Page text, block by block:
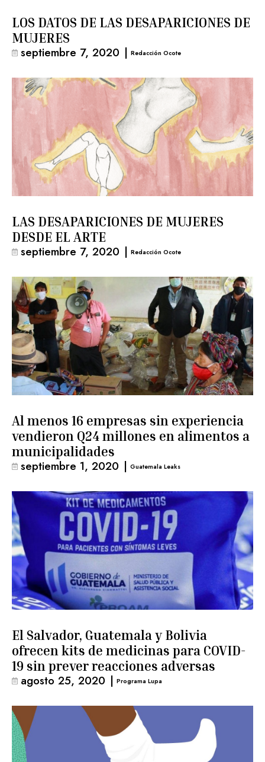
LOS DATOS DE LAS DESAPARICIONES DE
MUJERES
septiembre 7, 2020 | Redacción Ocote
LAS DESAPARICIONES DE MUJERES
DESDE EL ARTE
septiembre 7, 2020 | Redacción Ocote
Al menos 16 empresas sin experiencia
vendieron Q24 millones en alimentos a
municipalidades
septiembre 1, 2020 | Guatemala Leaks
El Salvador, Guatemala y Bolivia
ofrecen kits de medicinas para COVID-
19 sin prever reacciones adversas
agosto 25, 2020 | Programa Lupa